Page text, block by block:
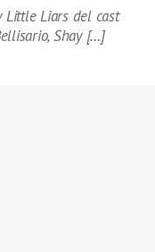
Liars del cast
Shay […]